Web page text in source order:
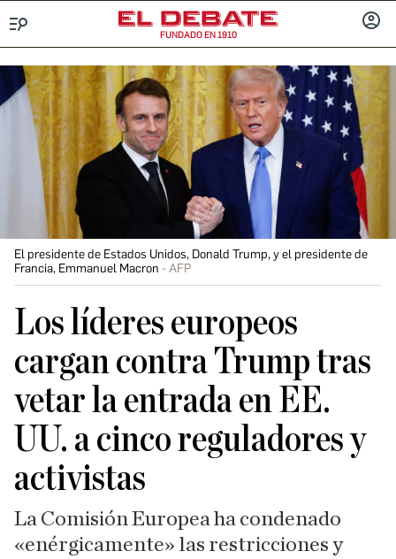
FUNDADO EN 1910
El presidente de Estados Unidos, Donald Trump, y el presidente de
Francia, Emmanuel Macron
AFP
Los líderes europeos
cargan contra Trump tras
vetar la entrada en EE.
UU. a cinco reguladores y
activistas
La Comisión Europea ha condenado
«enérgicamente» las restricciones y